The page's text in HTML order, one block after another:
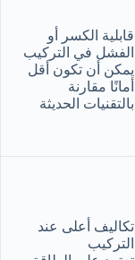
قابلية الكسر أو
الفشل في التركيب
يمكن أن تكون أقل
أمانًا مقارنة
بالتقنيات الحديثة
تكاليف أعلى عند
التركيب